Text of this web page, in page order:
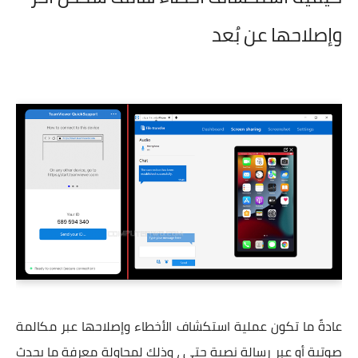
وإصلاحها عن بُعد
عادةً ما تكون عملية استكشاف الأخطاء وإصلاحها عبر مكالمة
صوتية أو عبر رسالة نصية حتى ، وذلك لمحاولة معرفة ما يحدث